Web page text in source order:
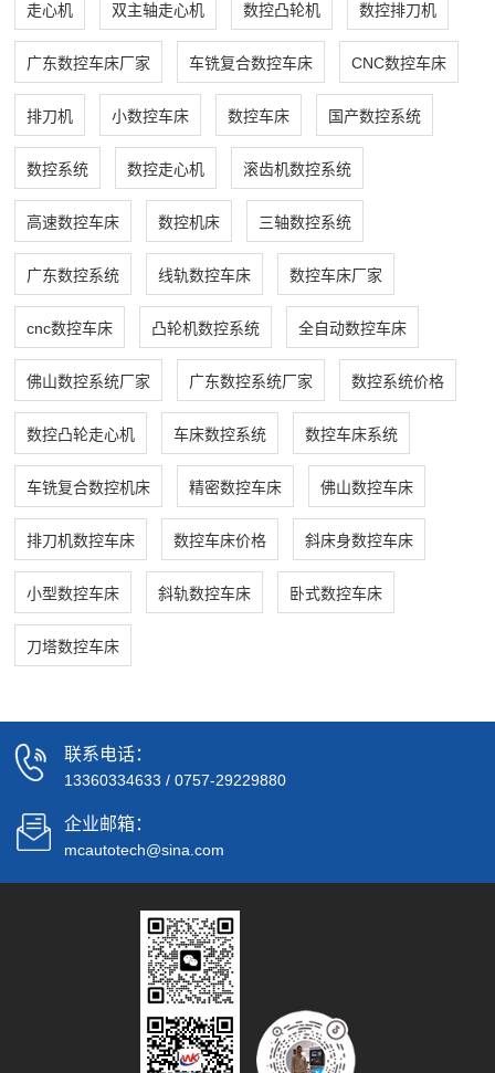
走心机 双主轴走心机 数控凸轮机 数控排刀机
广东数控车床厂家 车铣复合数控车床 CNC数控车床
排刀机 小数控车床 数控车床 国产数控系统
数控系统 数控走心机 滚齿机数控系统
高速数控车床 数控机床 三轴数控系统
广东数控系统 线轨数控车床 数控车床厂家
cnc数控车床 凸轮机数控系统 全自动数控车床
佛山数控系统厂家 广东数控系统厂家 数控系统价格
数控凸轮走心机 车床数控系统 数控车床系统
车铣复合数控机床 精密数控车床 佛山数控车床
排刀机数控车床 数控车床价格 斜床身数控车床
小型数控车床 斜轨数控车床 卧式数控车床
刀塔数控车床
联系电话：
13360334633/ 0757-29229880
企业邮箱：
mcautotech@sina.com